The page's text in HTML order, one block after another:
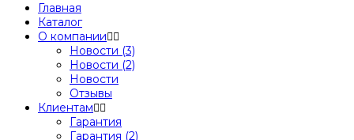
Главная
Каталог
О компании
Новости (3)
Новости (2)
Новости
Отзывы
Клиентам
Гарантия
Гарантия (2)